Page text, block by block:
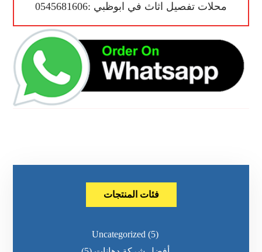
محلات تفصيل اثاث في ابوظبي :0545681606
فئات المنتجات
Uncategorized (5)